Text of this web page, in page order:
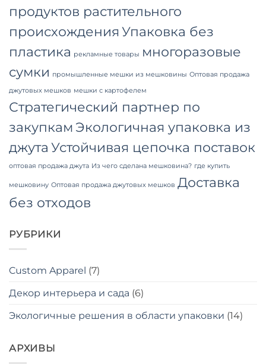
продуктов растительного
происхождения Упаковка без
пластика рекламные товары многоразовые
сумки промышленные мешки из мешковины Оптовая продажа
джутовых мешков мешки с картофелем
Стратегический партнер по
закупкам Экологичная упаковка из
джута Устойчивая цепочка поставок
оптовая продажа джута Из чего сделана мешковина? где купить
мешковину Оптовая продажа джутовых мешков Доставка
без отходов
РУБРИКИ
Custom Apparel (7)
Декор интерьера и сада (6)
Экологичные решения в области упаковки (14)
АРХИВЫ